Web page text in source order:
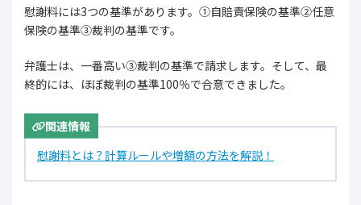
慰謝料には3つの基準があります。①自賠責保険の基準②任意
保険の基準③裁判の基準です。
弁護士は、一番高い③裁判の基準で請求します。そして、最
終的には、ほぼ裁判の基準100％で合意できました。
関連情報
慰謝料とは？計算ルールや増額の方法を解説！